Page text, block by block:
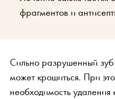
фрагментов и
Сильно разрушенный
может крошиться. При
необходимость